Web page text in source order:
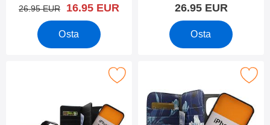
vanha hinta
26.95 EUR uusi hinta
16.95 EUR
Osta
26.95 EUR
Osta
iPhone 13 Pro Max XL Magneetti Puhelimen Kuoret
Merkitse skimblocker XL Magnet